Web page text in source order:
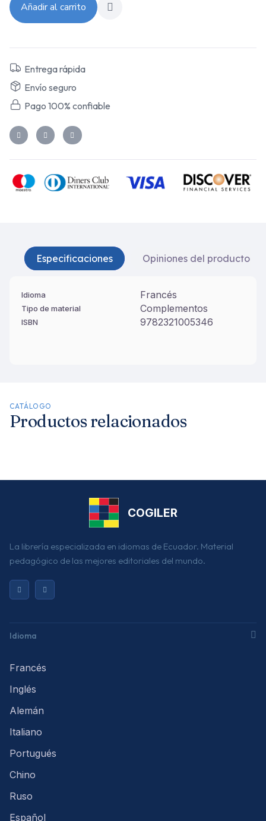
Añadir al carrito
Entrega rápida
Envío seguro
Pago 100% confiable
Especificaciones Opiniones del producto
Idioma Francés
Tipo de material Complementos
ISBN 9782321005346
CATÁLOGO
Productos relacionados
COGILER
La librería especializada en idiomas de Ecuador. Material
pedagógico de las mejores editoriales del mundo.
Idioma
Francés
Inglés
Alemán
Italiano
Portugués
Chino
Ruso
Español